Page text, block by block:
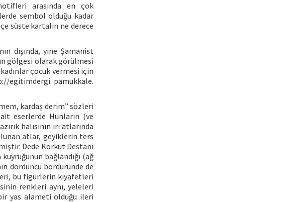
arasında en çok
sembol olduğu kadar
süste kartalın ne derece
dışında, yine Şamanist
gölgesi olarak görülmesi
kadınlar çocuk vermesi için
egitimdergi. pamukkale.
kardaş derim” sözleri
eserlerde Hunların (ve
halısının iri atlarında
atlar, geyiklerin ters
Dede Korkut Destanı
bağlandığı (ağ
dördüncü bordüründe de
bu figürlerin kıyafetleri
renkleri aynı, yeleleri
yas alameti olduğu ileri